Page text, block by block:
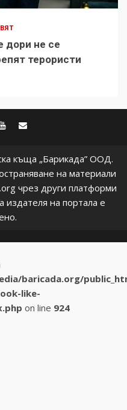
дори не се
терористи
къща „Барикада” ООД.
на материали
чрез други платформи
на портала е
baricada.org/
like-
on line 924